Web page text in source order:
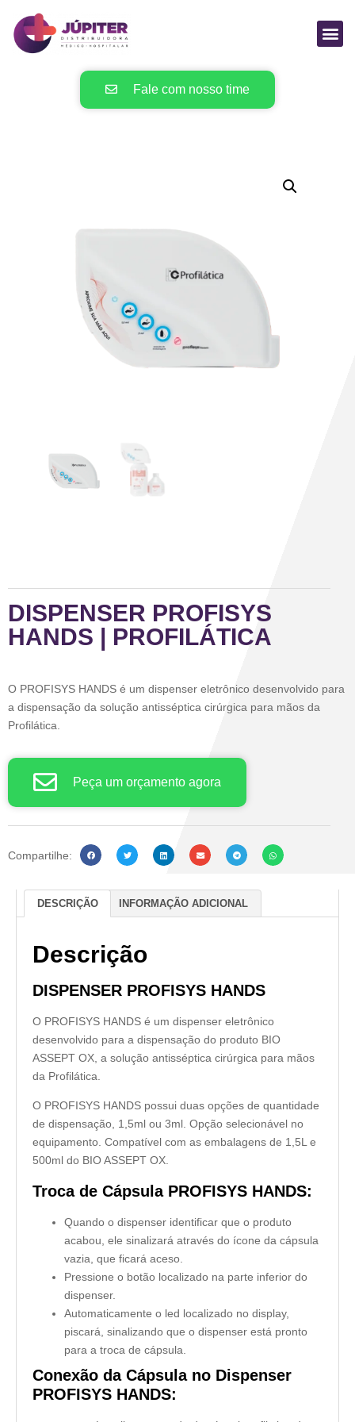
Fale com nosso time
DISPENSER PROFISYS
HANDS | PROFILÁTICA
O PROFISYS HANDS é um dispenser eletrônico desenvolvido para
a dispensação da solução antisséptica cirúrgica para mãos da
Profilática.
Peça um orçamento agora
Compartilhe:
DESCRIÇÃO INFORMAÇÃO ADICIONAL
Descrição
DISPENSER PROFISYS HANDS
O PROFISYS HANDS é um dispenser eletrônico
desenvolvido para a dispensação do produto BIO
ASSEPT OX, a solução antisséptica cirúrgica para mãos
da Profilática.
O PROFISYS HANDS possui duas opções de quantidade
de dispensação, 1,5ml ou 3ml. Opção selecionável no
equipamento. Compatível com as embalagens de 1,5L e
500ml do BIO ASSEPT OX.
Troca de Cápsula PROFISYS HANDS:
Quando o dispenser identificar que o produto
acabou, ele sinalizará através do ícone da cápsula
vazia, que ficará aceso.
Pressione o botão localizado na parte inferior do
dispenser.
Automaticamente o led localizado no display,
piscará, sinalizando que o dispenser está pronto
para a troca de cápsula.
Conexão da Cápsula no Dispenser
PROFISYS HANDS: